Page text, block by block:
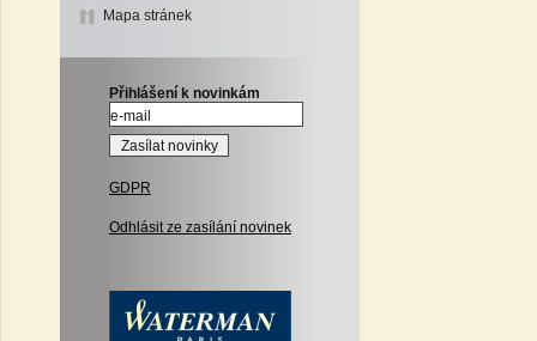
Mapa stránek
Přihlášení k novinkám
GDPR
Odhlásit ze zasílání novinek